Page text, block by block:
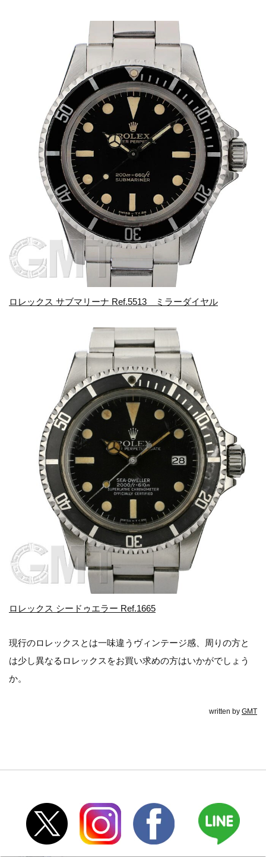
ロレックス サブマリーナ Ref.5513 ミラーダイヤル
ロレックス シードゥエラー Ref.1665
現行のロレックスとは一味違うヴィンテージ感、周りの方と
は少し異なるロレックスをお買い求めの方はいかがでしょう
か。
written by GMT